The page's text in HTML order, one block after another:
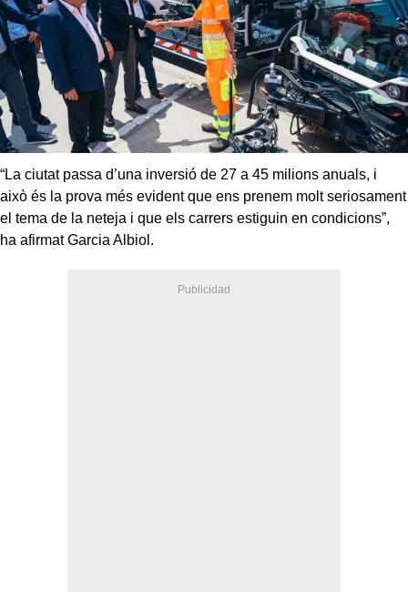
“La ciutat passa d’una inversió de 27 a 45 milions anuals, i
això és la prova més evident que ens prenem molt seriosament
el tema de la neteja i que els carrers estiguin en condicions”,
ha afirmat Garcia Albiol.